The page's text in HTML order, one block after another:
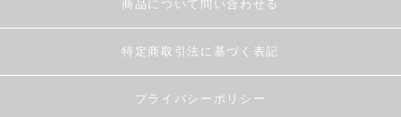
商品について問い合わせる
特定商取引法に基づく表記
プライバシーポリシー